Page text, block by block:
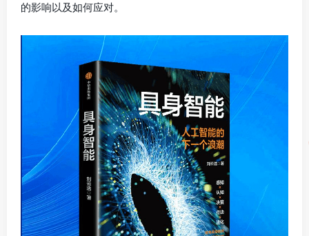
的影响以及如何应对。